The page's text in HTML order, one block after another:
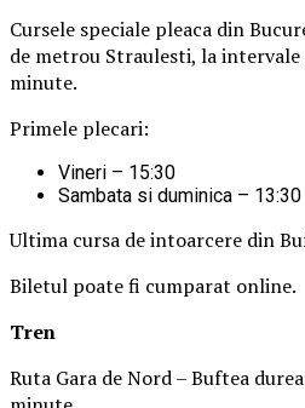
Cursele speciale pleaca din
de metrou Straulesti, la
minute.
Primele plecari:
Vineri – 15:30
Sambata si duminica – 13:30
Ultima cursa de intoarcere din
Biletul poate fi cumparat online.
Tren
Ruta Gara de Nord – Buftea